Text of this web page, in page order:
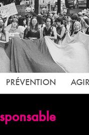
PRÉVENTION